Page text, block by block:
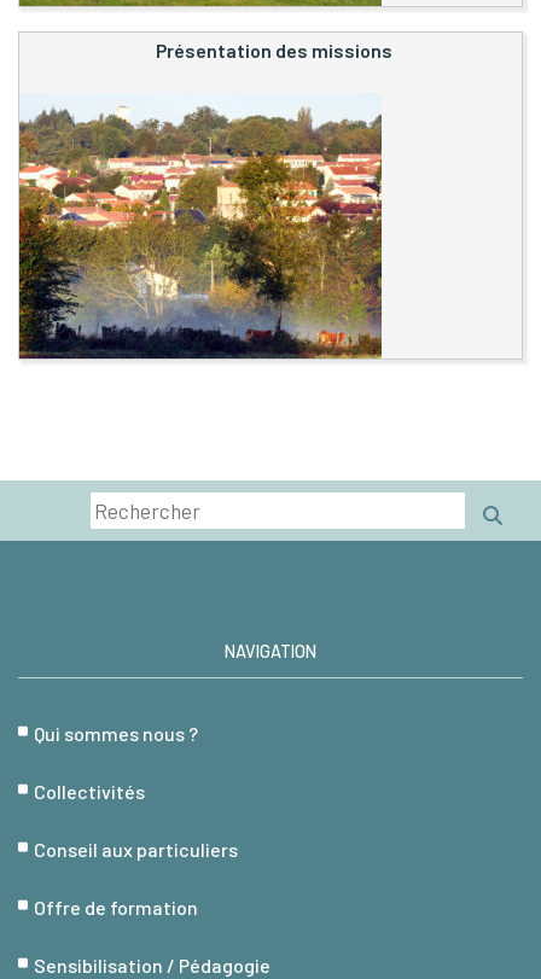
Présentation des missions
NAVIGATION
Qui sommes nous ?
Collectivités
Conseil aux particuliers
Offre de formation
Sensibilisation / Pédagogie